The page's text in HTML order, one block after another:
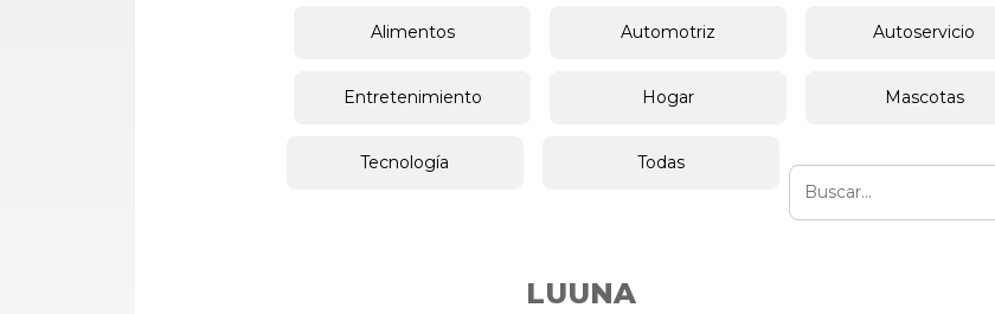
Alimentos Automotriz Autoservicio
Entretenimiento Hogar Mascotas
Tecnología Todas
LUUNA